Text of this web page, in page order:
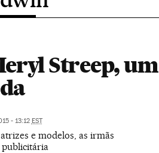
Streep, um
- 13:12 EST
e modelos, as irmãs